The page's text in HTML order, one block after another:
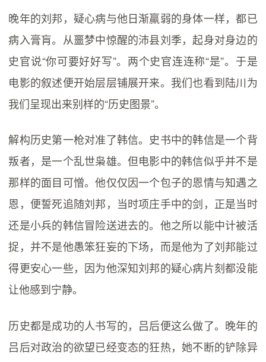
晚年的刘邦，疑心病与他日渐羸弱的身体一样，都已
病入膏肓。从噩梦中惊醒的沛县刘季，起身对身边的
史官说“你可要好好写”。两个史官连连称“是”。于是
电影的叙述便开始层层铺展开来。我们也看到陆川为
我们呈现出来别样的“历史图景”。
解构历史第一枪对准了韩信。史书中的韩信是一个背
叛者，是一个乱世枭雄。但电影中的韩信似乎并不是
那样的面目可憎。他仅仅因一个包子的恩情与知遇之
恩，便誓死追随刘邦，当时项庄手中的剑，正是当时
还是小兵的韩信冒险送进去的。他之所以能中计被活
捉，并不是他愚笨狂妄的下场，而是他为了刘邦能过
得更安心一些，因为他深知刘邦的疑心病片刻都没能
让他感到宁静。
历史都是成功的人书写的，吕后便这么做了。晚年的
吕后对政治的欲望已经变态的狂热，她不断的铲除异